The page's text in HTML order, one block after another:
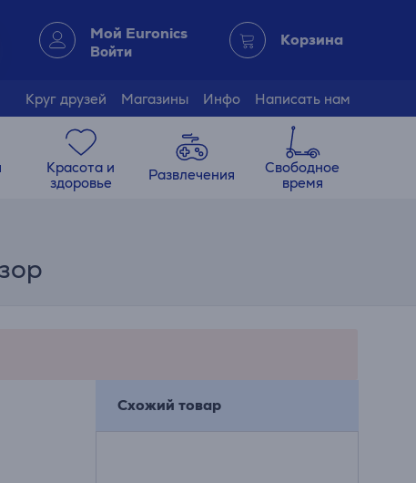
Мой Euronics
Войти
Корзина
Круг друзей Магазины Инфо Написать нам
Красота и
здоровье
Развлечения
Свободное
время
Схожий товар